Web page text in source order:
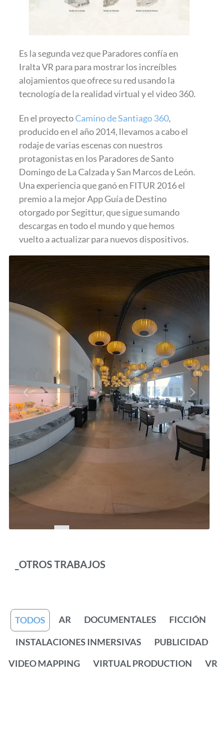
Es la segunda vez que Paradores confía en
Iralta VR para para mostrar los increíbles
alojamientos que ofrece su red usando la
tecnología de la realidad virtual y el video 360.
En el proyectoCamino de Santiago 360,
producido en el año 2014, llevamos a cabo el
rodaje de varias escenas con nuestros
protagonistas en los Paradores de Santo
Domingo de La Calzada y San Marcos de León.
Una experiencia que ganó en FITUR 2016 el
premio a la mejor App Guía de Destino
otorgado por Segittur, que sigue sumando
descargas en todo el mundo y que hemos
vuelto a actualizar para nuevos dispositivos.
_OTROS TRABAJOS
TODOS AR DOCUMENTALES FICCIÓN
INSTALACIONES INMERSIVAS
PUBLICIDAD
VIDEO MAPPING
VIRTUAL PRODUCTION VR